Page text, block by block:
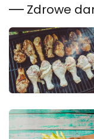
Zdrowe